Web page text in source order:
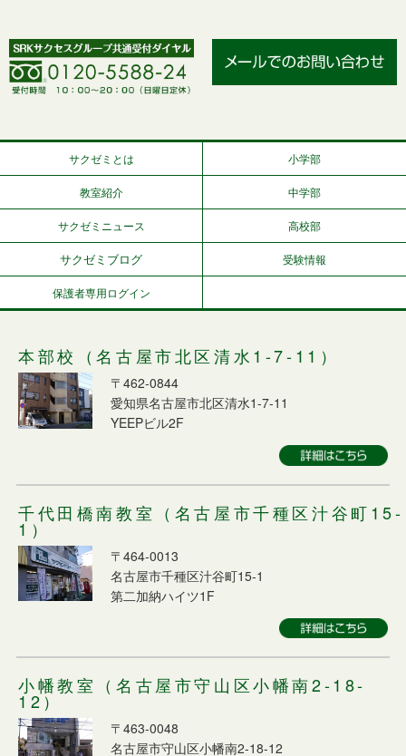
サクゼミとは 小学部
教室紹介 中学部
サクゼミニュース 高校部
サクゼミブログ 受験情報
保護者専用ログイン
本部校（名古屋市北区清水1-7-11）
〒462-0844
愛知県名古屋市北区清水1-7-11
YEEPビル2F
千代田橋南教室（名古屋市千種区汁谷町15-
1）
〒464-0013
名古屋市千種区汁谷町15-1
第二加納ハイツ1F
小幡教室（名古屋市守山区小幡南2-18-
12）
〒463-0048
名古屋市守山区小幡南2-18-12